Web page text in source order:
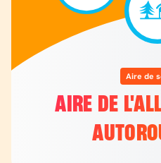
Aire de
AIRE DE